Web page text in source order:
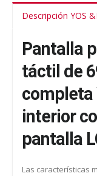
Descripción YOS
Pantalla
táctil de
completa
interior
pantalla
Las características